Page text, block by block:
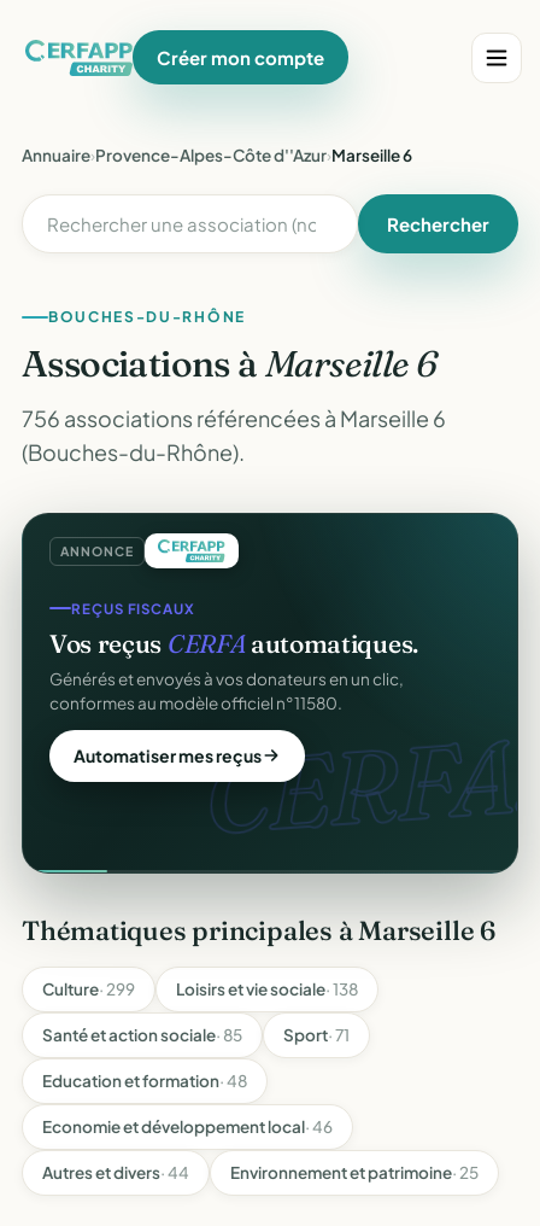
Créer mon compte
Annuaire›Provence-Alpes-Côte d''Azur›Marseille 6
Rechercher
BOUCHES-DU-RHÔNE
Associations àMarseille 6
756 associations référencées à Marseille 6
(Bouches-du-Rhône).
ANNONCE
CERFA.
REÇUS FISCAUX
Vos reçus CERFAautomatiques.
Générés et envoyés à vos donateurs en un clic,
conformes au modèle officiel n°11580.
Automatiser mes reçus
Thématiques principales à Marseille 6
Culture· 299 Loisirs et vie sociale· 138
Santé et action sociale· 85 Sport· 71
Education et formation· 48
Economie et développement local· 46
Autres et divers· 44 Environnement et patrimoine· 25